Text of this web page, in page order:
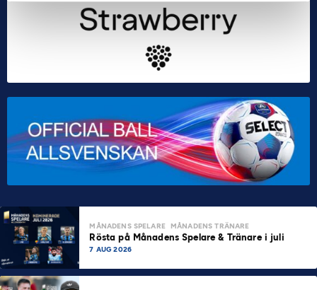
MÅNADENS SPELARE MÅNADENS TRÄNARE
Rösta på Månadens Spelare & Tränare i juli
7 AUG 2026